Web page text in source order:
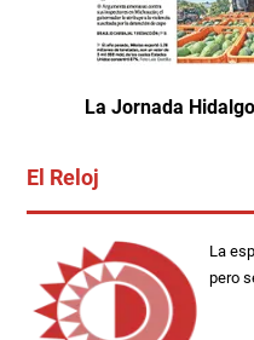
La Jornada
El Reloj
La
pero